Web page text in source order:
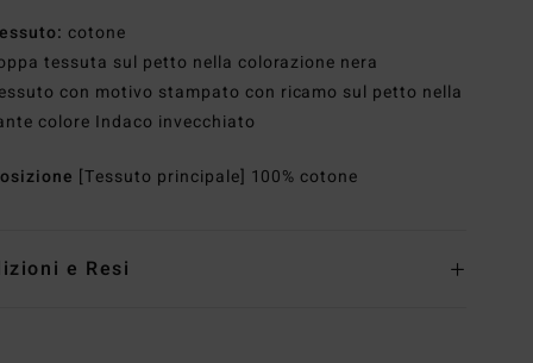
cotone
tessuta sul petto nella colorazione nera
con motivo stampato con ricamo sul petto nella
colore Indaco invecchiato
[Tessuto principale] 100% cotone
e Resi